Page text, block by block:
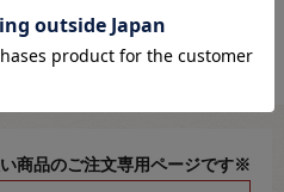
商品のご注文専用ページです※